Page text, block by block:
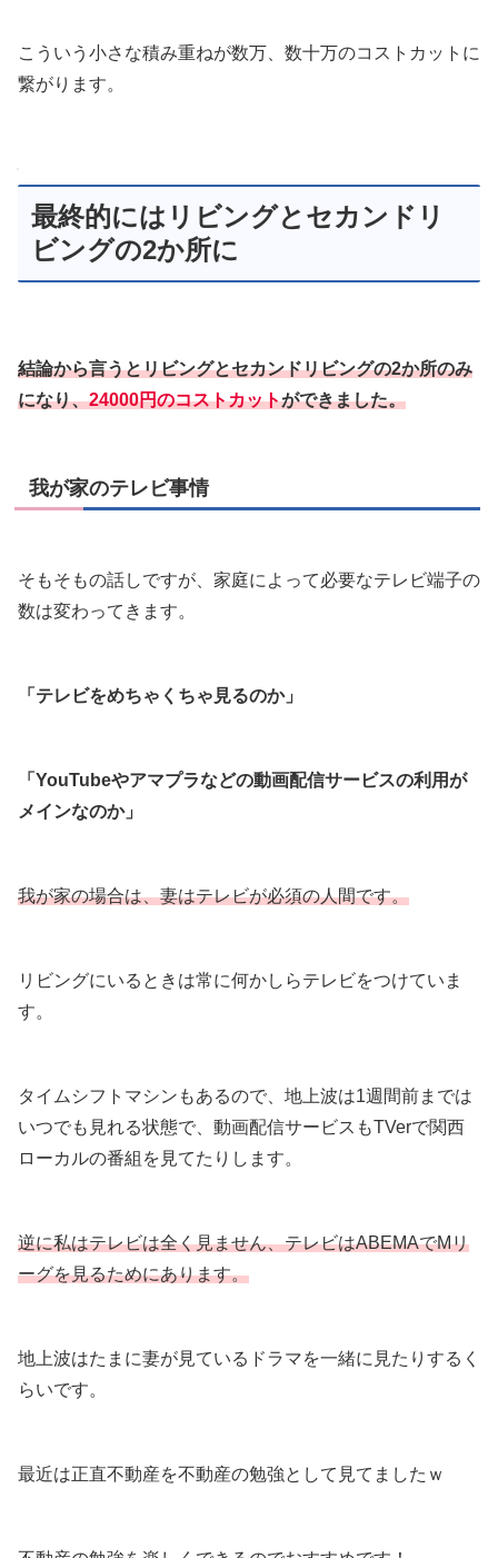
こういう小さな積み重ねが数万、数十万のコストカットに
繋がります。
最終的にはリビングとセカンドリ
ビングの2か所に
結論から言うとリビングとセカンドリビングの2か所のみ
になり、24000円のコストカットができました。
我が家のテレビ事情
そもそもの話しですが、家庭によって必要なテレビ端子の
数は変わってきます。
「テレビをめちゃくちゃ見るのか」
「YouTubeやアマプラなどの動画配信サービスの利用が
メインなのか」
我が家の場合は、妻はテレビが必須の人間です。
リビングにいるときは常に何かしらテレビをつけていま
す。
タイムシフトマシンもあるので、地上波は1週間前までは
いつでも見れる状態で、動画配信サービスもTVerで関西
ローカルの番組を見てたりします。
逆に私はテレビは全く見ません、テレビはABEMAでМリ
ーグを見るためにあります。
地上波はたまに妻が見ているドラマを一緒に見たりするく
らいです。
最近は正直不動産を不動産の勉強として見てましたｗ